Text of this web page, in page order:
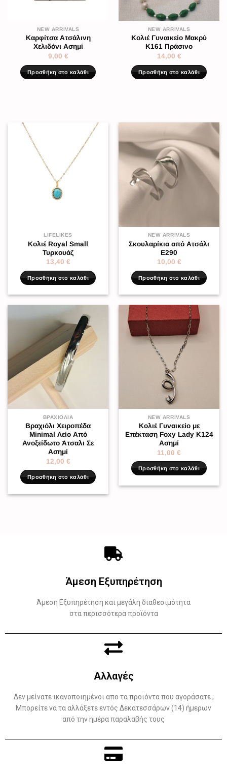
NEW ARRIVALS
Καρφίτσα Ατσάλινη
Χελιδόνι Ασημί
9,00 €
Προσθήκη στο καλάθι
NEW ARRIVALS
Κολιέ Γυναικείο Μακρύ
K161 Πράσινο
14,00 €
Προσθήκη στο καλάθι
LIFELIKES
Κολιέ Royal Small
Τυρκουάζ
13,40 €
Προσθήκη στο καλάθι
NEW ARRIVALS
Σκουλαρίκια από Ατσάλι
Ε290
10,00 €
Προσθήκη στο καλάθι
ΒΡΑΧΙΌΛΙΑ
Βραχιόλι Χειροπέδα
Minimal Λείο Από
Ανοξείδωτο Άτσαλι Σε
Ασημί
12,00 €
Προσθήκη στο καλάθι
NEW ARRIVALS
Κολιέ Γυναικείο με
Επέκταση Foxy Lady K124
Ασημί
11,00 €
Προσθήκη στο καλάθι
Άμεση Εξυπηρέτηση
Άμεση Εξυπηρέτηση και μεγάλη διαθεσιμότητα
στα περισσότερα προϊόντα
Αλλαγές
Δεν μείνατε ικανοποιημένοι απο τα προϊόντα που αγοράσατε ;
Μπορείτε να τα αλλάξετε εντός Δεκατεσσάρων (14) ήμερων
από την ημέρα παραλαβής τους